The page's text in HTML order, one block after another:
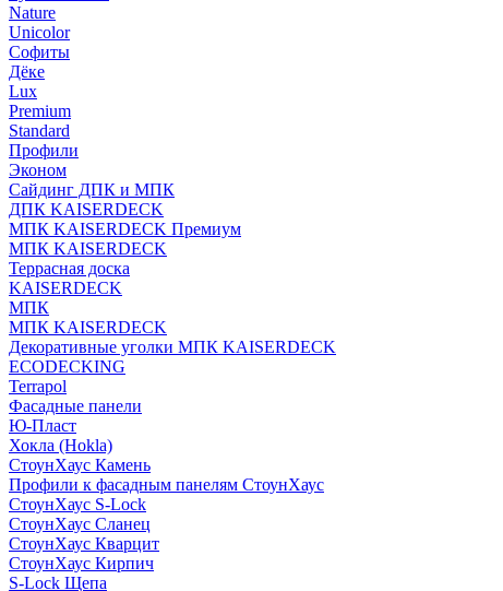
Nature
Unicolor
Софиты
Дёке
Lux
Premium
Standard
Профили
Эконом
Сайдинг ДПК и МПК
ДПК KAISERDECK
МПК KAISERDECK Премиум
МПК KAISERDECK
Террасная доска
KAISERDECK
МПК
МПК KAISERDECK
Декоративные уголки МПК KAISERDECK
ECODECKING
Terrapol
Фасадные панели
Ю-Пласт
Хокла (Hokla)
СтоунХаус Камень
Профили к фасадным панелям СтоунХаус
СтоунХаус S-Lock
СтоунХаус Сланец
СтоунХаус Кварцит
СтоунХаус Кирпич
S-Lock Щепа